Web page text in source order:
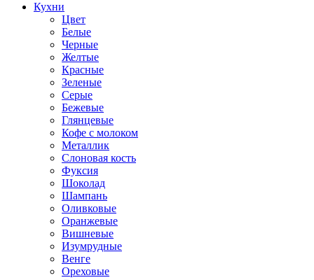
Кухни
Цвет
Белые
Черные
Желтые
Красные
Зеленые
Серые
Бежевые
Глянцевые
Кофе с молоком
Металлик
Слоновая кость
Фуксия
Шоколад
Шампань
Оливковые
Оранжевые
Вишневые
Изумрудные
Венге
Ореховые